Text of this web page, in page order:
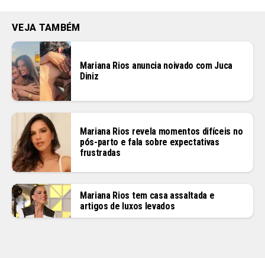
VEJA TAMBÉM
Mariana Rios anuncia noivado com Juca
Diniz
Mariana Rios revela momentos difíceis no
pós-parto e fala sobre expectativas
frustradas
Mariana Rios tem casa assaltada e
artigos de luxos levados
Flipboard
Reddit
Pinterest